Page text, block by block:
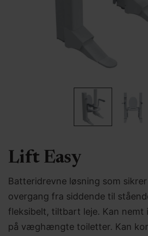
Lift Easy
Batteridrevne løsning som
overgang fra siddende til
fleksibelt, tiltbart leje. Kan nemt
på væghængte toiletter. Kan